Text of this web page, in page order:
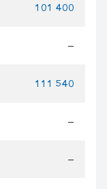
101 400
—
111 540
—
—